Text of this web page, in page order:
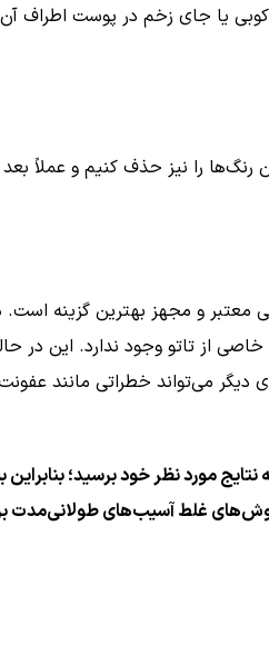
یا جای زخم در پوست اطراف
رنگ‌ها را نیز حذف کنیم و عملاً بعد
معتبر و مجهز بهترین گزینه
از تاتو وجود ندارد. این در
می‌تواند خطراتی مانند عفونت
مورد نظر خود برسید؛
روش‌های غلط آسیب‌های طولانی‌مدت